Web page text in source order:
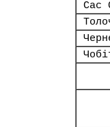
Сас